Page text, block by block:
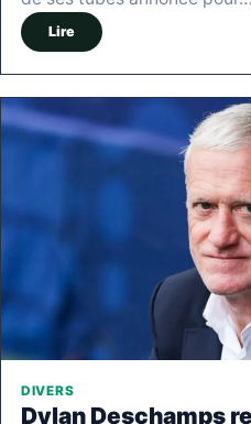
Lire
DIVERS
Dylan Deschamps